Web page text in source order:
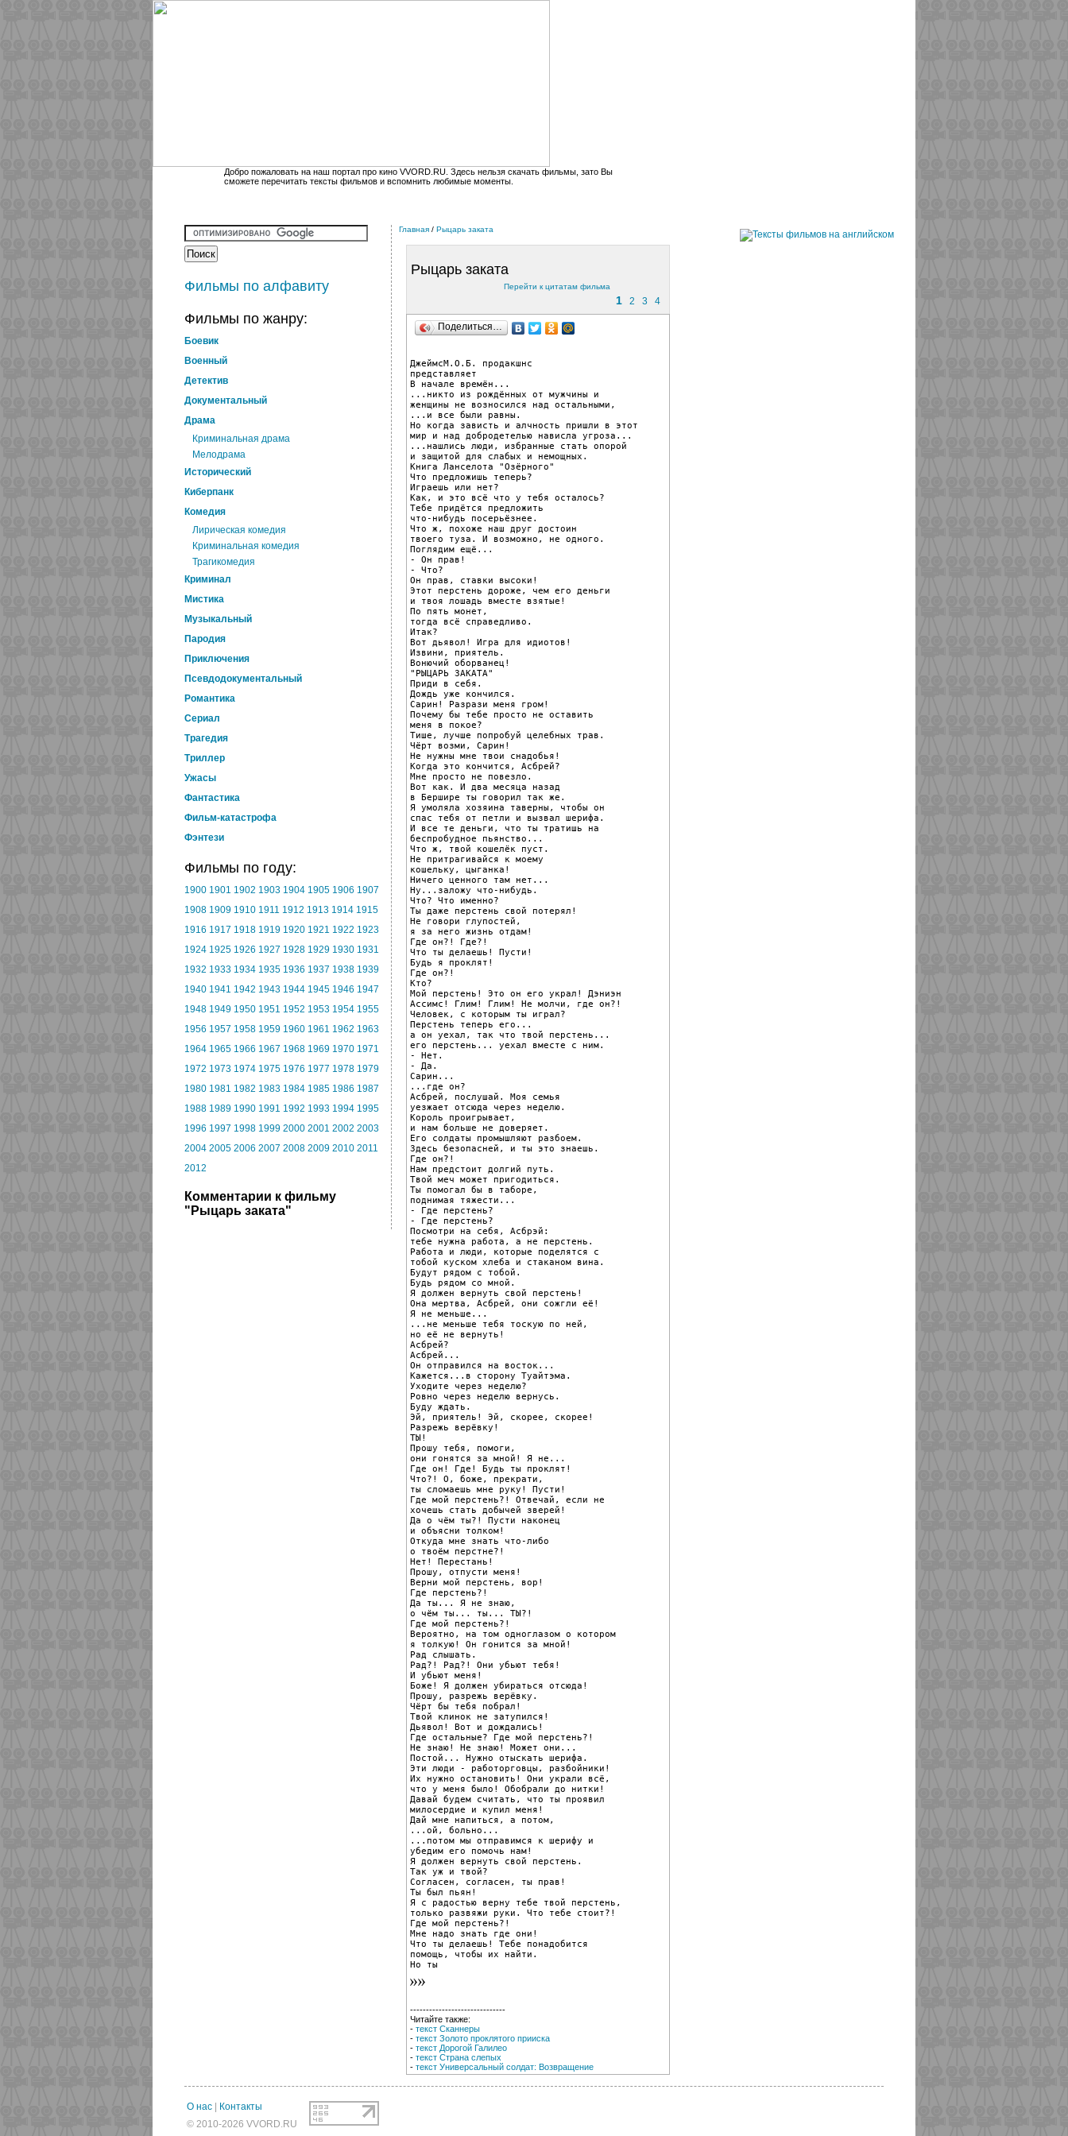
Добро пожаловать на наш портал про кино VVORD.RU. Здесь нельзя скачать фильмы, зато Вы
сможете перечитать тексты фильмов и вспомнить любимые моменты.
Фильмы по алфавиту
Фильмы по жанру:
Боевик
Военный
Детектив
Документальный
Драма
Криминальная драма
Мелодрама
Исторический
Киберпанк
Комедия
Лирическая комедия
Криминальная комедия
Трагикомедия
Криминал
Мистика
Музыкальный
Пародия
Приключения
Псевдодокументальный
Романтика
Cериал
Трагедия
Триллер
Ужасы
Фантастика
Фильм-катастрофа
Фэнтези
Фильмы по году:
1900 1901 1902 1903 1904 1905 1906 1907
1908 1909 1910 1911 1912 1913 1914 1915
1916 1917 1918 1919 1920 1921 1922 1923
1924 1925 1926 1927 1928 1929 1930 1931
1932 1933 1934 1935 1936 1937 1938 1939
1940 1941 1942 1943 1944 1945 1946 1947
1948 1949 1950 1951 1952 1953 1954 1955
1956 1957 1958 1959 1960 1961 1962 1963
1964 1965 1966 1967 1968 1969 1970 1971
1972 1973 1974 1975 1976 1977 1978 1979
1980 1981 1982 1983 1984 1985 1986 1987
1988 1989 1990 1991 1992 1993 1994 1995
1996 1997 1998 1999 2000 2001 2002 2003
2004 2005 2006 2007 2008 2009 2010 2011
2012
Комментарии к фильму
"Рыцарь заката"
Главная / Рыцарь заката
Рыцарь заката
Перейти к цитатам фильма
1 2 3 4
Поделиться…
ДжеймсМ.О.Б. продакшнс
представляет
В начале времён...
...никто из рождённых от мужчины и
женщины не возносился над остальными,
...и все были равны.
Но когда зависть и алчность пришли в этот
мир и над добродетелью нависла угроза...
...нашлись люди, избранные стать опорой
и защитой для слабых и немощных.
Книга Ланселота "Озёрного"
Что предложишь теперь?
Играешь или нет?
Как, и это всё что у тебя осталось?
Тебе придётся предложить
что-нибудь посерьёзнее.
Что ж, похоже наш друг достоин
твоего туза. И возможно, не одного.
Поглядим ещё...
- Он прав!
- Что?
Он прав, ставки высоки!
Этот перстень дороже, чем его деньги
и твоя лошадь вместе взятые!
По пять монет,
тогда всё справедливо.
Итак?
Вот дьявол! Игра для идиотов!
Извини, приятель.
Вонючий оборванец!
"РЫЦАРЬ ЗАКАТА"
Приди в себя.
Дождь уже кончился.
Сарин! Разрази меня гром!
Почему бы тебе просто не оставить
меня в покое?
Тише, лучше попробуй целебных трав.
Чёрт возми, Сарин!
Не нужны мне твои снадобья!
Когда это кончится, Асбрей?
Мне просто не повезло.
Вот как. И два месяца назад
в Бершире ты говорил так же.
Я умоляла хозяина таверны, чтобы он
спас тебя от петли и вызвал шерифа.
И все те деньги, что ты тратишь на
беспробудное пьянство...
Что ж, твой кошелёк пуст.
Не притрагивайся к моему
кошельку, цыганка!
Ничего ценного там нет...
Ну...заложу что-нибудь.
Что? Что именно?
Ты даже перстень свой потерял!
Не говори глупостей,
я за него жизнь отдам!
Где он?! Где?!
Что ты делаешь! Пусти!
Будь я проклят!
Где он?!
Кто?
Мой перстень! Это он его украл! Дэниэн
Ассимс! Глим! Глим! Не молчи, где он?!
Человек, с которым ты играл?
Перстень теперь его...
а он уехал, так что твой перстень...
его перстень... уехал вместе с ним.
- Нет.
- Да.
Сарин...
...где он?
Асбрей, послушай. Моя семья
уезжает отсюда через неделю.
Король проигрывает,
и нам больше не доверяет.
Его солдаты промышляют разбоем.
Здесь безопасней, и ты это знаешь.
Где он?!
Нам предстоит долгий путь.
Твой меч может пригодиться.
Ты помогал бы в таборе,
поднимая тяжести...
- Где перстень?
- Где перстень?
Посмотри на себя, Асбрэй:
тебе нужна работа, а не перстень.
Работа и люди, которые поделятся с
тобой куском хлеба и стаканом вина.
Будут рядом с тобой.
Будь рядом со мной.
Я должен вернуть свой перстень!
Она мертва, Асбрей, они сожгли её!
Я не меньше...
...не меньше тебя тоскую по ней,
но её не вернуть!
Асбрей?
Асбрей...
Он отправился на восток...
Кажется...в сторону Туайтэма.
Уходите через неделю?
Ровно через неделю вернусь.
Буду ждать.
Эй, приятель! Эй, скорее, скорее!
Разрежь верёвку!
ТЫ!
Прошу тебя, помоги,
они гонятся за мной! Я не...
Где он! Где! Будь ты проклят!
Что?! О, боже, прекрати,
ты сломаешь мне руку! Пусти!
Где мой перстень?! Отвечай, если не
хочешь стать добычей зверей!
Да о чём ты?! Пусти наконец
и объясни толком!
Откуда мне знать что-либо
о твоём перстне?!
Нет! Перестань!
Прошу, отпусти меня!
Верни мой перстень, вор!
Где перстень?!
Да ты... Я не знаю,
о чём ты... ты... ТЫ?!
Где мой перстень?!
Вероятно, на том одноглазом о котором
я толкую! Он гонится за мной!
Рад слышать.
Рад?! Рад?! Они убьют тебя!
И убьют меня!
Боже! Я должен убираться отсюда!
Прошу, разрежь верёвку.
Чёрт бы тебя побрал!
Твой клинок не затупился!
Дьявол! Вот и дождались!
Где остальные? Где мой перстень?!
Не знаю! Не знаю! Может они...
Постой... Нужно отыскать шерифа.
Эти люди - работорговцы, разбойники!
Их нужно остановить! Они украли всё,
что у меня было! Обобрали до нитки!
Давай будем считать, что ты проявил
милосердие и купил меня!
Дай мне напиться, а потом,
...ой, больно...
...потом мы отправимся к шерифу и
убедим его помочь нам!
Я должен вернуть свой перстень.
Так уж и твой?
Согласен, согласен, ты прав!
Ты был пьян!
Я с радостью верну тебе твой перстень,
только развяжи руки. Что тебе стоит?!
Где мой перстень?!
Мне надо знать где они!
Что ты делаешь! Тебе понадобится
помощь, чтобы их найти.
Но ты
------------------------------
Читайте также:
- текст Сканнеры
- текст Золото проклятого прииска
- текст Дорогой Галилео
- текст Страна слепых
- текст Универсальный солдат: Возвращение
О нас
Контакты
© 2010-2026 VVORD.RU